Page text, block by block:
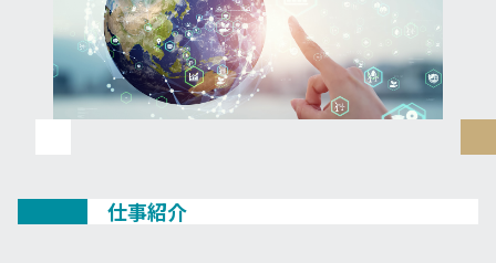
仕事紹介